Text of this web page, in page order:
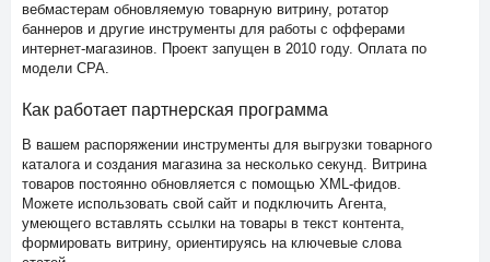
вебмастерам обновляемую товарную витрину, ротатор
баннеров и другие инструменты для работы с офферами
интернет-магазинов. Проект запущен в 2010 году. Оплата по
модели CPA.
Как работает партнерская программа
В вашем распоряжении инструменты для выгрузки товарного
каталога и создания магазина за несколько секунд. Витрина
товаров постоянно обновляется с помощью XML-фидов.
Можете использовать свой сайт и подключить Агента,
умеющего вставлять ссылки на товары в текст контента,
формировать витрину, ориентируясь на ключевые слова